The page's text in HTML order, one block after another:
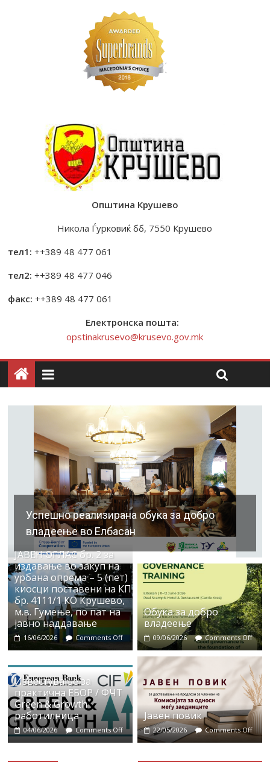
Општина Крушево
Никола Ѓурковиќ бб, 7550 Крушево
тел1: ++389 48 477 061
тел2: ++389 48 477 046
факс: ++389 48 477 061
Електронска пошта:
opstinakrusevo@krusevo.gov.mk
Успешно реализирана обука за добро
владеење во Елбасан
ЈАВЕН ОГЛАС бр. 2 за
издавање во закуп на
урбана опрема – 5 (пет)
киосци поставени на КП
бр. 4111/1 КО Крушево,
м.в. Гумење, по пат на
јавно наддавање
16/06/2026 Comments Off
Обука за добро
владеење
09/06/2026 Comments Off
Известување за
практична ЕБОР / ФЧТ
Green & Growth
работилница
04/06/2026 Comments Off
Јавен повик
22/05/2026 Comments Off